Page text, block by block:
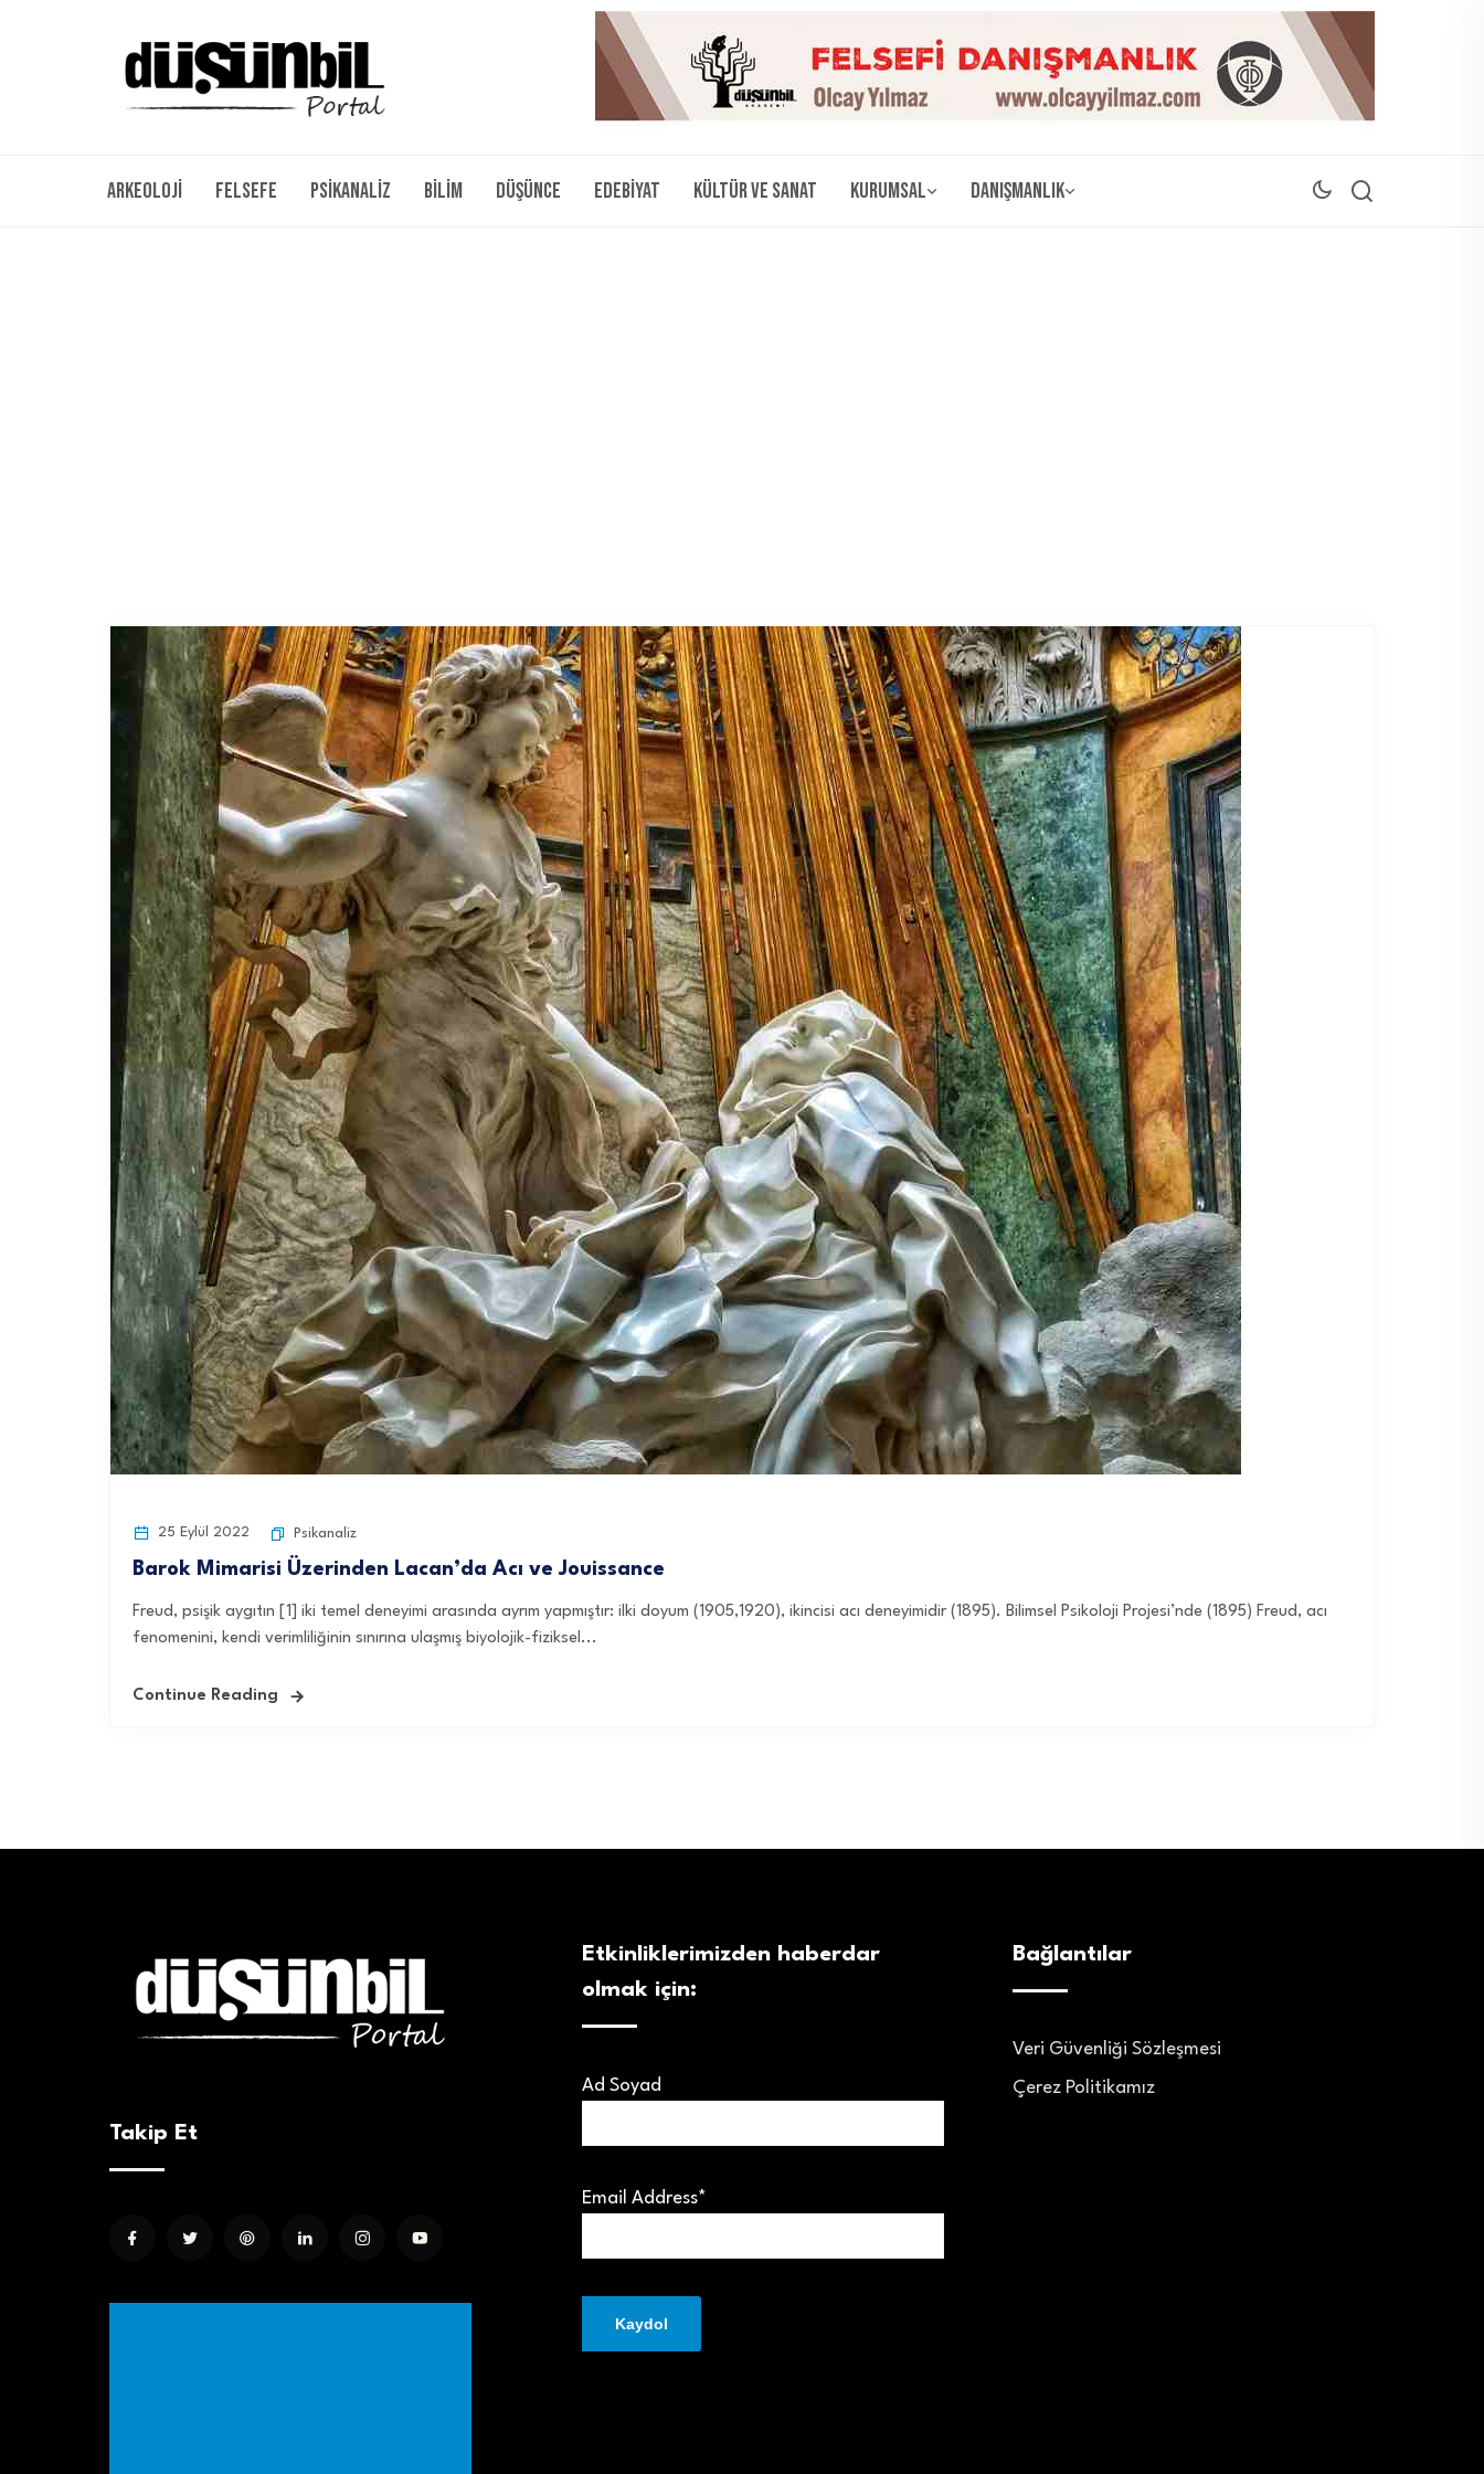
Arkeoloji Felsefe Psikanaliz Bilim Düşünce Edebiyat Kültür ve Sanat Kurumsal Danışmanlık
25 Eylül 2022 Psikanaliz
Barok Mimarisi Üzerinden Lacan’da Acı ve Jouissance
Freud, psişik aygıtın [1] iki temel deneyimi arasında ayrım yapmıştır: ilki doyum (1905,1920), ikincisi acı deneyimidir (1895). Bilimsel Psikoloji Projesi’nde (1895) Freud, acı
fenomenini, kendi verimliliğinin sınırına ulaşmış biyolojik-fiziksel...
Continue Reading
Takip Et
Etkinliklerimizden haberdar
olmak için:
Ad Soyad
Email Address*
Bağlantılar
Veri Güvenliği Sözleşmesi
Çerez Politikamız